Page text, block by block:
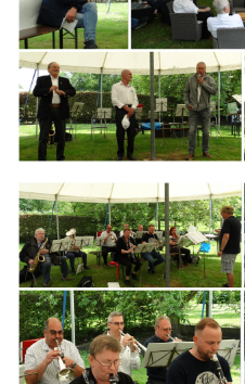
Branding
ARMCHAIR